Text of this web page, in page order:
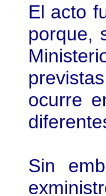
El acto
porque,
ocurre
Sin